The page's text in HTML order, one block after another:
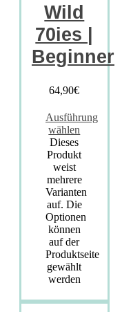
Wild
70ies |
Beginner
64,90€
Ausführung
wählen
Dieses
Produkt
weist
mehrere
Varianten
auf. Die
Optionen
können
auf der
Produktseite
gewählt
werden